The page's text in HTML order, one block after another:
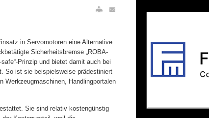
in Servomotoren eine Alternative
Sicherheitsbremse „ROBA-
Prinzip und bietet damit auch bei
So ist sie beispielsweise prädestiniert
Werkzeugmaschinen, Handlingportalen
Sie sind relativ kostengünstig